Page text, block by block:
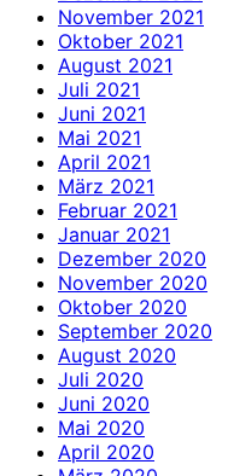
November 2021
Oktober 2021
August 2021
Juli 2021
Juni 2021
Mai 2021
April 2021
März 2021
Februar 2021
Januar 2021
Dezember 2020
November 2020
Oktober 2020
September 2020
August 2020
Juli 2020
Juni 2020
Mai 2020
April 2020